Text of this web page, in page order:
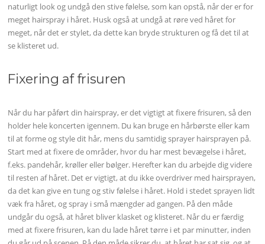
naturligt look og undgå den stive følelse, som kan opstå, når der er for
meget hairspray i håret. Husk også at undgå at røre ved håret for
meget, når det er stylet, da dette kan bryde strukturen og få det til at
se klisteret ud.
Fixering af frisuren
Når du har påført din hairspray, er det vigtigt at fixere frisuren, så den
holder hele koncerten igennem. Du kan bruge en hårbørste eller kam
til at forme og style dit hår, mens du samtidig sprayer hairsprayen på.
Start med at fixere de områder, hvor du har mest bevægelse i håret,
f.eks. pandehår, krøller eller bølger. Herefter kan du arbejde dig videre
til resten af håret. Det er vigtigt, at du ikke overdriver med hairsprayen,
da det kan give en tung og stiv følelse i håret. Hold i stedet sprayen lidt
væk fra håret, og spray i små mængder ad gangen. På den måde
undgår du også, at håret bliver klasket og klisteret. Når du er færdig
med at fixere frisuren, kan du lade håret tørre i et par minutter, inden